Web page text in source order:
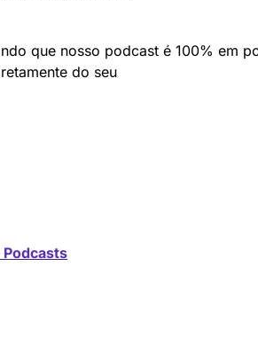
que nosso podcast é 100% em
do seu
Podcasts